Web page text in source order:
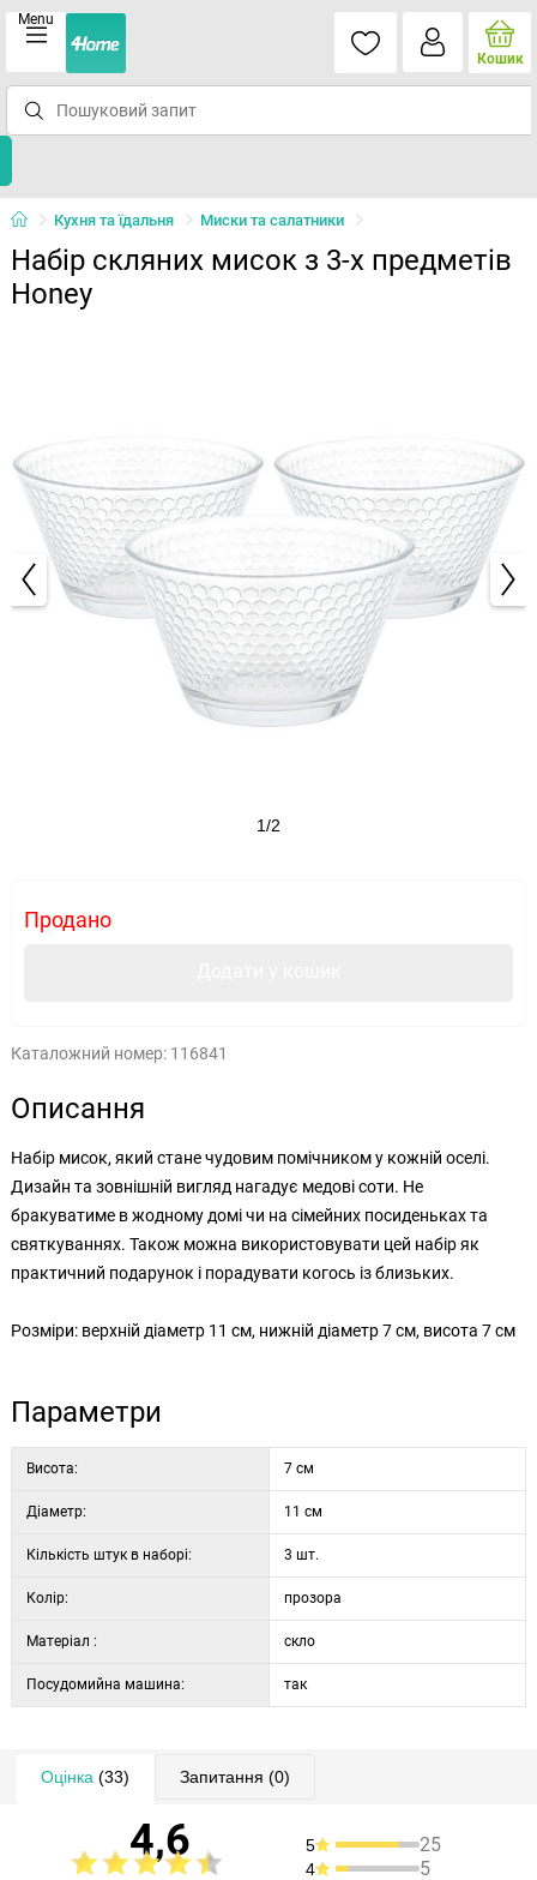
Menu
Кошик
Кухня та їдальня Миски та салатники
Набір скляних мисок з 3-х предметів
Honey
1/2
Продано
Каталожний номер: 116841
Описання
Набір мисок, який стане чудовим помічником у кожній оселі.
Дизайн та зовнішній вигляд нагадує медові соти. Не
бракуватиме в жодному домі чи на сімейних посиденьках та
святкуваннях. Також можна використовувати цей набір як
практичний подарунок і порадувати когось із близьких.
Розміри: верхній діаметр 11 см, нижній діаметр 7 см, висота 7 см
Параметри
Висота: 7 см
Діаметр: 11 см
Кількість штук в наборі: 3 шт.
Колір: прозора
Матеріал : скло
Посудомийна машина: так
Оцінка (33) Запитання (0)
4,6 5 25
4 5